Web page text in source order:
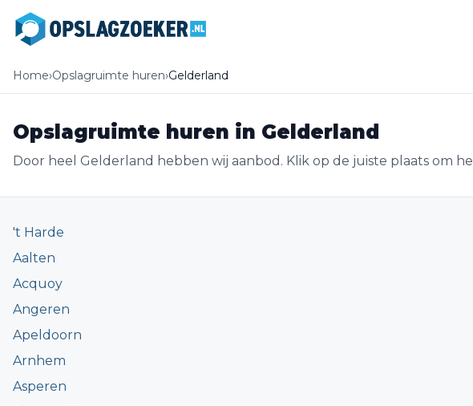
Home›Opslagruimte huren›Gelderland
Opslagruimte huren in Gelderland
Door heel Gelderland hebben wij aanbod. Klik op de juiste plaats om
't Harde
Aalten
Acquoy
Angeren
Apeldoorn
Arnhem
Asperen